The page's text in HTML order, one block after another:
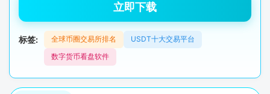
立即下载
标签: 全球币圈交易所排名
USDT十大交易平台
数字货币看盘软件